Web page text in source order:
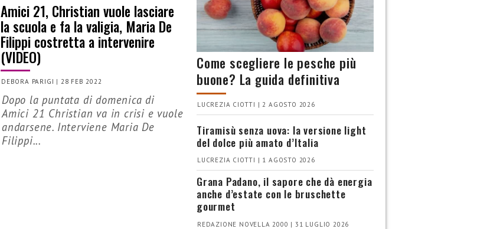
Amici 21, Christian vuole lasciare
la scuola e fa la valigia, Maria De
Filippi costretta a intervenire
(VIDEO)
DEBORA PARIGI | 28 FEB 2022
Dopo la puntata di domenica di
Amici 21 Christian va in crisi e vuole
andarsene. Interviene Maria De
Filippi...
Come scegliere le pesche più
buone? La guida definitiva
LUCREZIA CIOTTI | 2 AGOSTO 2026
Tiramisù senza uova: la versione light
del dolce più amato d’Italia
LUCREZIA CIOTTI | 1 AGOSTO 2026
Grana Padano, il sapore che dà energia
anche d’estate con le bruschette
gourmet
REDAZIONE NOVELLA 2000 | 31 LUGLIO 2026